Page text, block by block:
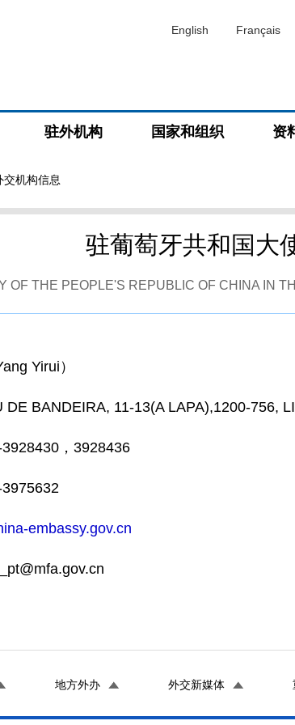
English Français
驻外机构 国家和组织 资
交机构信息
驻葡萄牙共和国大
OF THE PEOPLE'S REPUBLIC OF CHINA IN
Yirui）
BANDEIRA, 11-13(A LAPA),1200-756,
，3928436
embassy.gov.cn
地方外办 外交新媒体